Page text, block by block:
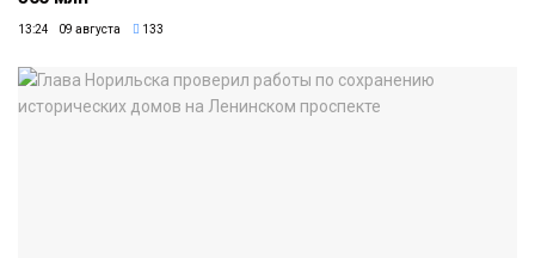
13:24 09 августа 133